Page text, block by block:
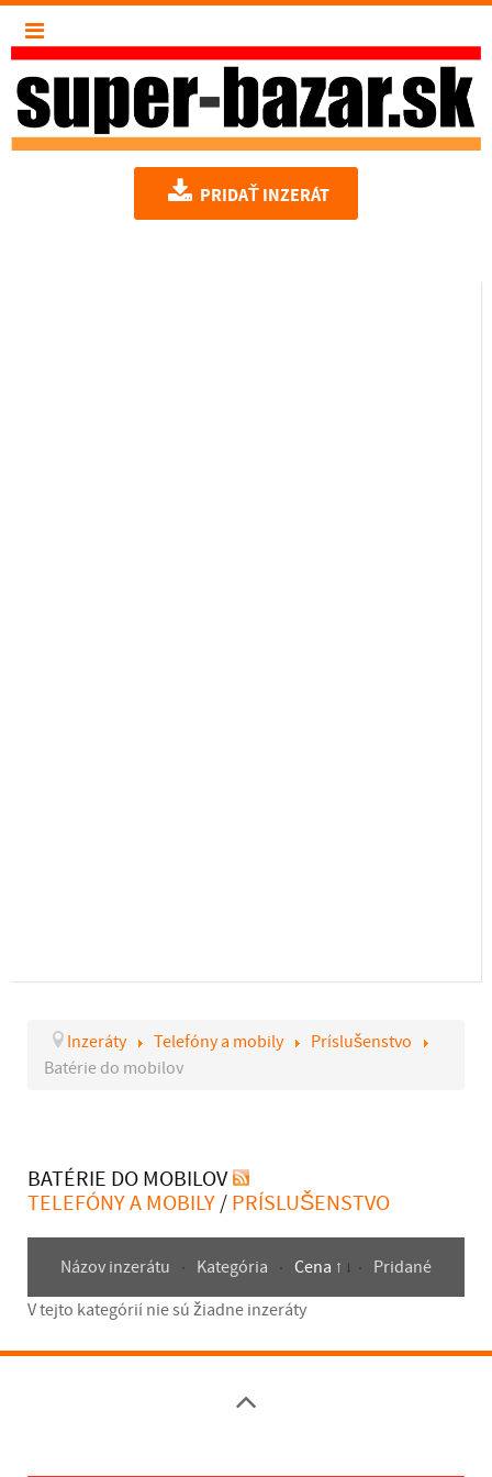
PRIDAŤ INZERÁT
Inzeráty Telefóny a mobily
Príslušenstvo
Batérie do mobilov
BATÉRIE DO MOBILOV
TELEFÓNY A MOBILY/PRÍSLUŠENSTVO
Názov inzerátu Kategória Cena
Pridané
V tejto kategórií nie sú žiadne inzeráty